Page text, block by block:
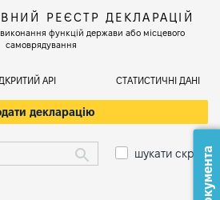
РЕЄСТР ДЕКЛАРАЦІЙ
функцій держави або місцевого
самоврядування
АРІ СТАТИСТИЧНІ ДАНІ
декларацію
шукати скрізь